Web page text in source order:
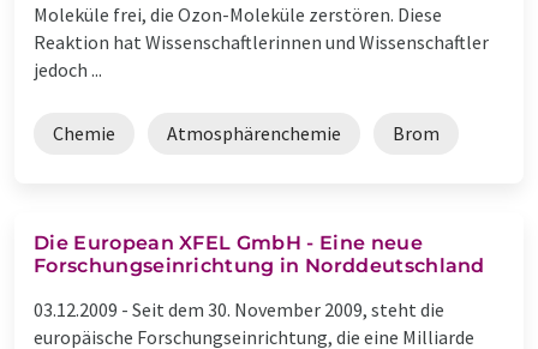
Moleküle frei, die Ozon-Moleküle zerstören. Diese
Reaktion hat Wissenschaftlerinnen und Wissenschaftler
jedoch ...
Chemie Atmosphärenchemie Brom
Die European XFEL GmbH - Eine neue
Forschungseinrichtung in Norddeutschland
03.12.2009 - Seit dem 30. November 2009, steht die
europäische Forschungseinrichtung, die eine Milliarde